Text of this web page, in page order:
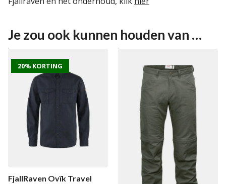
Je zou ook kunnen houden van …
20% KORTING
FjallRaven Ovïk Travel